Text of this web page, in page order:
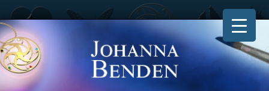
Skip
to
content